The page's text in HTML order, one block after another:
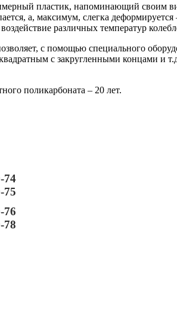
пластик, напоминающий своим
а, максимум, слегка
различных температур
с помощью специального
с закругленными концами и
поликарбоната – 20 лет.
74
75
76
78